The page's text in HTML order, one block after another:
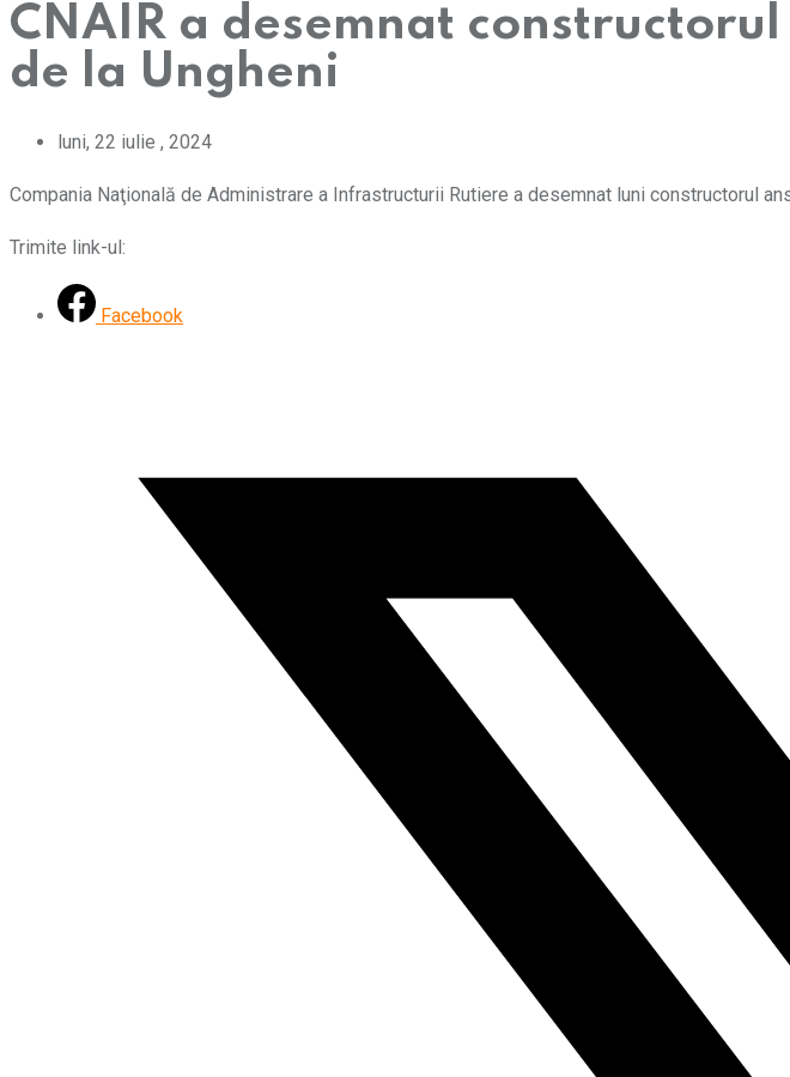
CNAIR a desemnat
de la Ungheni
luni, 22 iulie , 2024
Compania Naţională de Administrare a Infrastructurii Rutiere a desemnat luni constructorul
Trimite link-ul:
Facebook